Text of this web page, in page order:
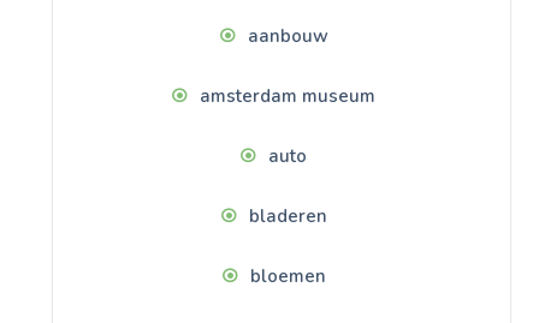
aanbouw
amsterdam museum
auto
bladeren
bloemen